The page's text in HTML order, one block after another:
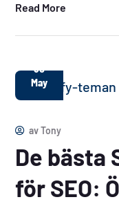
Read More
30
May
avTony
De bästa
för SEO: